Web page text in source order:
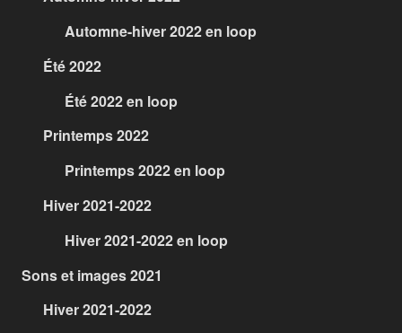
Automne-hiver 2022 en loop
Été 2022
Été 2022 en loop
Printemps 2022
Printemps 2022 en loop
Hiver 2021-2022
Hiver 2021-2022 en loop
Sons et images 2021
Hiver 2021-2022